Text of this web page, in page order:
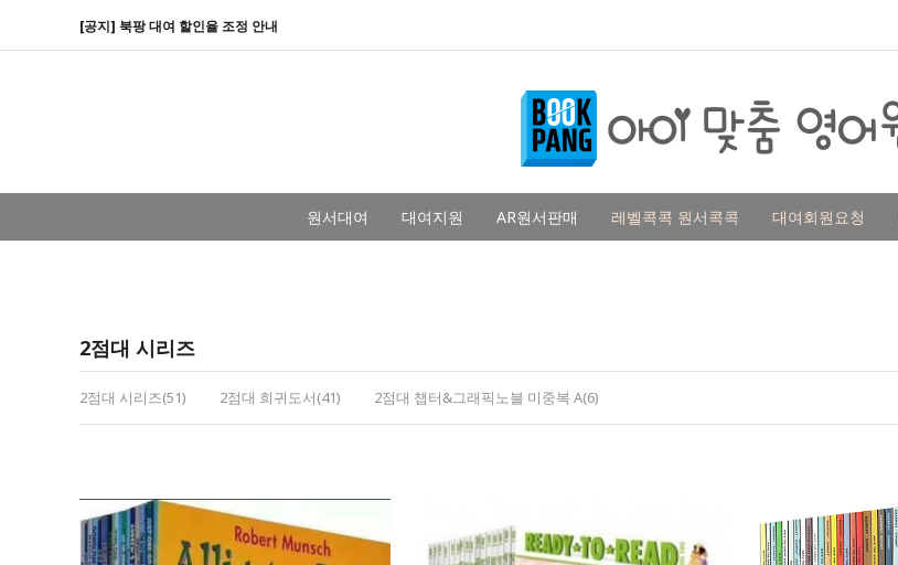
[공지] 북팡 대여 할인율 조정 안내
원서대여 대여지원 AR원서판매 레벨콕콕 원서콕콕 대여회원요청
2점대 시리즈
2점대 시리즈(51) 2점대 희귀도서(41) 2점대 챕터&그래픽노블 미중복 A(6)